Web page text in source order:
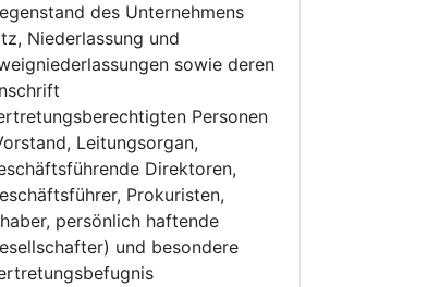
des Unternehmens
Niederlassung und
sowie deren
Personen
Leitungsorgan,
Direktoren,
Prokuristen,
persönlich haftende
und besondere